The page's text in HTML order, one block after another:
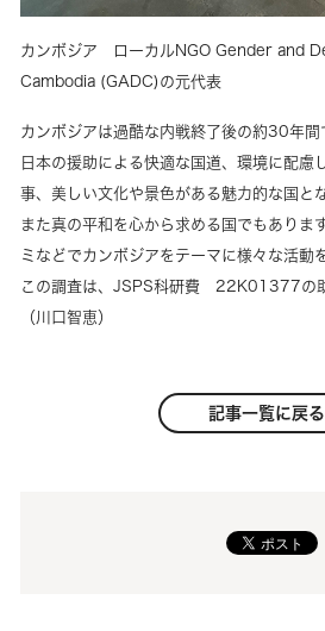
カンボジア ローカルNGO Gender and
Cambodia (GADC)の元代表
カンボジアは過酷な内戦終了後の約30年間
日本の援助による快適な国道、環境に配慮
事、美しい文化や景色がある魅力的な国と
また真の平和を心から求める国でもありま
ミなどでカンボジアをテーマに様々な活動
この調査は、JSPS科研費 22K01377の助
（川口智恵）
記事一覧に戻る